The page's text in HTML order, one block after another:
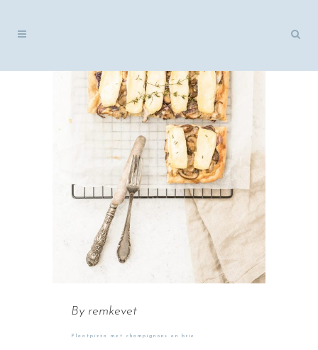
By remkevet
Plaatpizza met champignons en brie